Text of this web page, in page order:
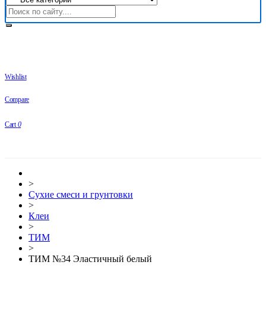
Wishlist
Compare
Cart 0
>
Сухие смеси и грунтовки
>
Клеи
>
ТИМ
>
ТИМ №34 Эластичный белый